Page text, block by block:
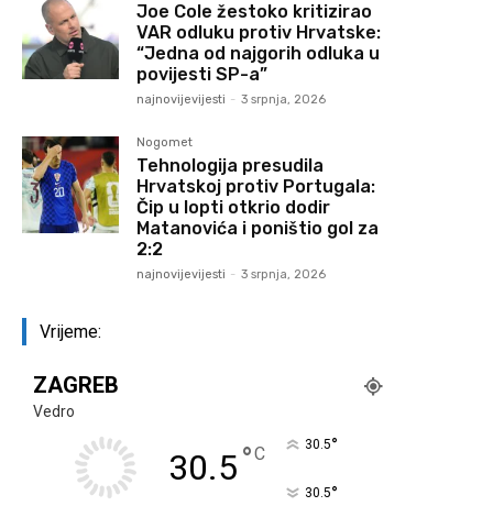
Joe Cole žestoko kritizirao
VAR odluku protiv Hrvatske:
“Jedna od najgorih odluka u
povijesti SP-a”
najnovijevijesti - 3 srpnja, 2026
Nogomet
Tehnologija presudila
Hrvatskoj protiv Portugala:
Čip u lopti otkrio dodir
Matanovića i poništio gol za
2:2
najnovijevijesti - 3 srpnja, 2026
Vrijeme:
ZAGREB
Vedro
30.5°C 30.5°
30.5°